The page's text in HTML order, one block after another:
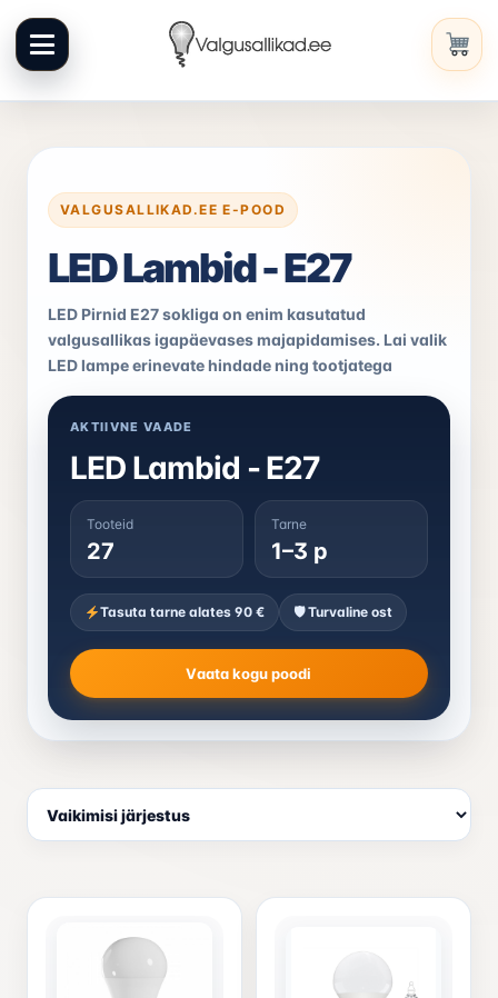
Liigu
sisuni
VALGUSALLIKAD.EE E-POOD
LED Lambid - E27
LED Pirnid E27 sokliga on enim kasutatud
valgusallikas igapäevases majapidamises. Lai valik
LED lampe erinevate hindade ning tootjatega
AKTIIVNE VAADE
LED Lambid - E27
Tooteid
27
Tarne
1–3 p
Tasuta tarne alates 90 € 🛡 Turvaline ost
Vaata kogu poodi